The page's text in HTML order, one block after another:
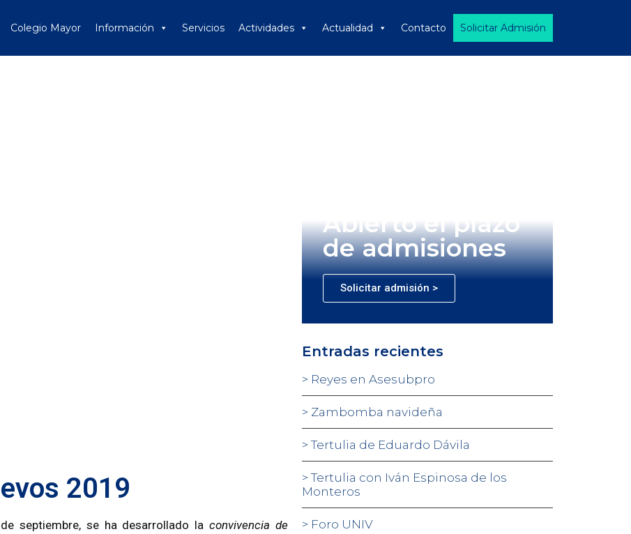
Colegio Mayor Información Servicios Actividades Actualidad Contacto Solicitar Admisión
2019
septiembre, se ha desarrollado laconvivencia de
Abierto el plazo
de admisiones
Solicitar admisión >
Entradas recientes
Reyes en Asesubpro
Zambomba navideña
Tertulia de Eduardo Dávila
Tertulia con Iván Espinosa de los
Monteros
Foro UNIV